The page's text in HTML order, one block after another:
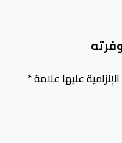
عليها علامة*